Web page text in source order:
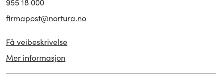
955 18 000
firmapost@nortura.no
Få veibeskrivelse
Mer informasjon